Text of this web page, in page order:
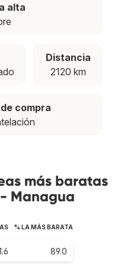
alta
Distancia
2120 km
compra
más baratas
Managua
% LA MÁS BARATA
89.0